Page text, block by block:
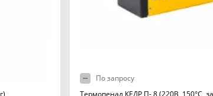
По запросу
Термопенал КЕДР П- 8 (220В, 150°C,